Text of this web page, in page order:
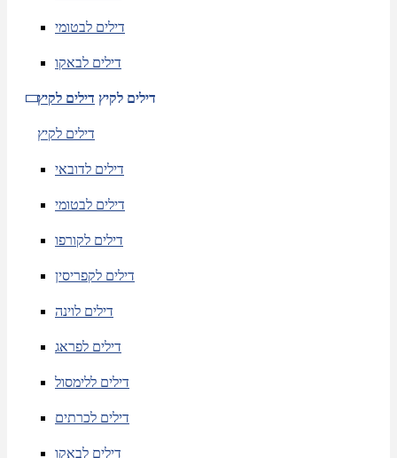
דילים לבטומי
דילים לבאקו
דילים לקיץ דילים לקיץ
דילים לקיץ
דילים לדובאי
דילים לבטומי
דילים לקורפו
דילים לקפריסין
דילים לוינה
דילים לפראג
דילים ללימסול
דילים לכרתים
דילים לבאקו